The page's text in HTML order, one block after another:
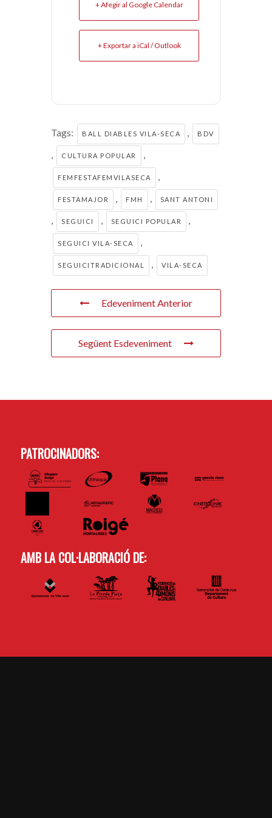
+ Afegir al Google Calendar
+ Exportar a iCal / Outlook
Tags: BALL DIABLES VILA-SECA , BDV
, CULTURA POPULAR ,
FEMFESTAFEMVILASECA ,
FESTAMAJOR , FMH , SANT ANTONI
, SEGUICI , SEGUICI POPULAR ,
SEGUICI VILA-SECA ,
SEGUICITRADICIONAL , VILA-SECA
Edeveniment Anterior
Següent Esdeveniment
PATROCINADORS:
AMB LA COL·LABORACIÓ DE: